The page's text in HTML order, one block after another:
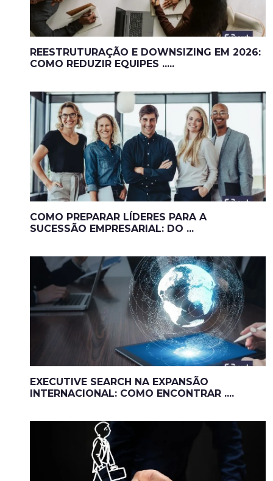
REESTRUTURAÇÃO E DOWNSIZING EM 2026:
COMO REDUZIR EQUIPES .....
COMO PREPARAR LÍDERES PARA A
SUCESSÃO EMPRESARIAL: DO ...
EXECUTIVE SEARCH NA EXPANSÃO
INTERNACIONAL: COMO ENCONTRAR ....